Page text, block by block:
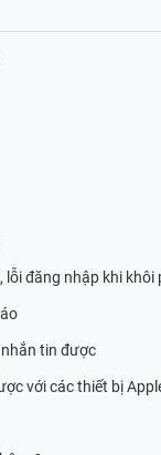
đăng nhập khi khôi
tin được
với các thiết bị